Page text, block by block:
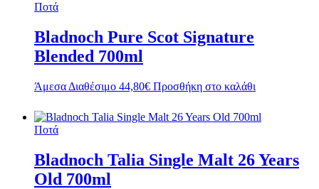
Ποτά
Bladnoch Pure Scot Signature
Blended 700ml
Άμεσα Διαθέσιμο 44,80€ Προσθήκη στο καλάθι
Ποτά
Bladnoch Talia Single Malt 26 Years
Old 700ml